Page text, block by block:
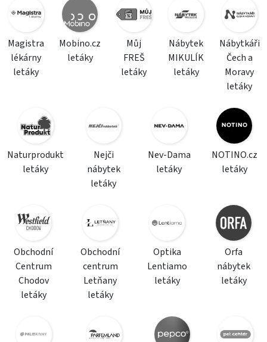
Magistra
lékárny
letáky
Mobino.cz
letáky
Můj
FREŠ
letáky
Nábytek
MIKULÍK
letáky
Nábytkáři
Čech a
Moravy
letáky
Naturprodukt
letáky
Nejči
nábytek
letáky
Nev-Dama
letáky
NOTINO.cz
letáky
Obchodní
Centrum
Chodov
letáky
Obchodní
centrum
Letňany
letáky
Optika
Lentiamo
letáky
Orfa
nábytek
letáky